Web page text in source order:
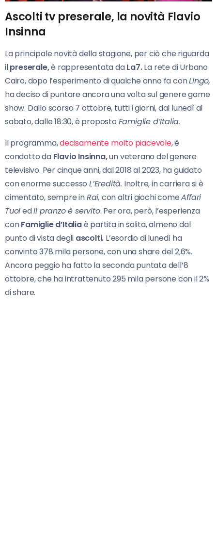
Ascolti tv preserale, la novità Flavio
Insinna
La principale novità della stagione, per ciò che riguarda
ilpreserale,è rappresentata daLa7.La rete di Urbano
Cairo, dopo l’esperimento di qualche anno fa conLingo,
ha deciso di puntare ancora una volta sul genere game
show. Dallo scorso 7 ottobre, tutti i giorni, dal lunedì al
sabato, dalle 18:30, è proposto Famiglie d’Italia.
Il programma,decisamente molto piacevole, è
condotto da Flavio Insinna,un veterano del genere
televisivo. Per cinque anni, dal 2018 al 2023, ha guidato
con enorme successoL’Eredità. Inoltre, in carriera si è
cimentato, sempre inRai, con altri giochi comeAffari
TuoiedIl pranzo è servito. Per ora, però, l’esperienza
conFamiglie d’Italiaè partita in salita, almeno dal
punto di vista degli ascolti. L’esordio di lunedì ha
convinto 378 mila persone, con una share del 2,6%.
Ancora peggio ha fatto la seconda puntata dell’8
ottobre, che ha intrattenuto 295 mila persone con il 2%
di share.